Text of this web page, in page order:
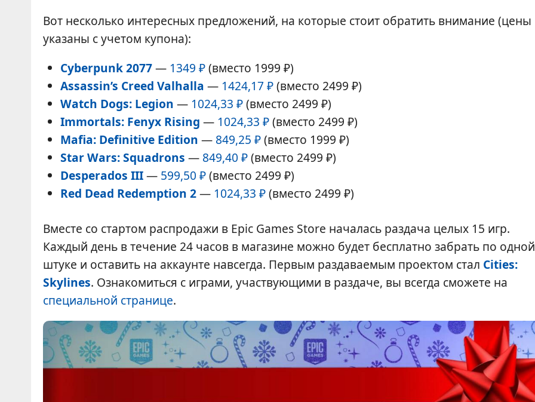
Вот несколько интересных предложений, на которые стоит обратить внимание (цены
указаны с учетом купона):
Cyberpunk 2077— 1349 ₽(вместо 1999 ₽)
Assassin’s Creed Valhalla — 1424,17 ₽(вместо 2499 ₽)
Watch Dogs: Legion — 1024,33 ₽(вместо 2499 ₽)
Immortals: Fenyx Rising — 1024,33 ₽(вместо 2499 ₽)
Mafia: Definitive Edition — 849,25 ₽(вместо 1999 ₽)
Star Wars: Squadrons — 849,40 ₽(вместо 2499 ₽)
Desperados III— 599,50 ₽(вместо 2499 ₽)
Red Dead Redemption 2— 1024,33 ₽(вместо 2499 ₽)
Вместе со стартом распродажи в Epic Games Store началась раздача целых 15 игр.
Каждый день в течение 24 часов в магазине можно будет бесплатно забрать по одной
штуке и оставить на аккаунте навсегда. Первым раздаваемым проектом стал Cities:
Skylines. Ознакомиться с играми, участвующими в раздаче, вы всегда сможете на
специальной странице.